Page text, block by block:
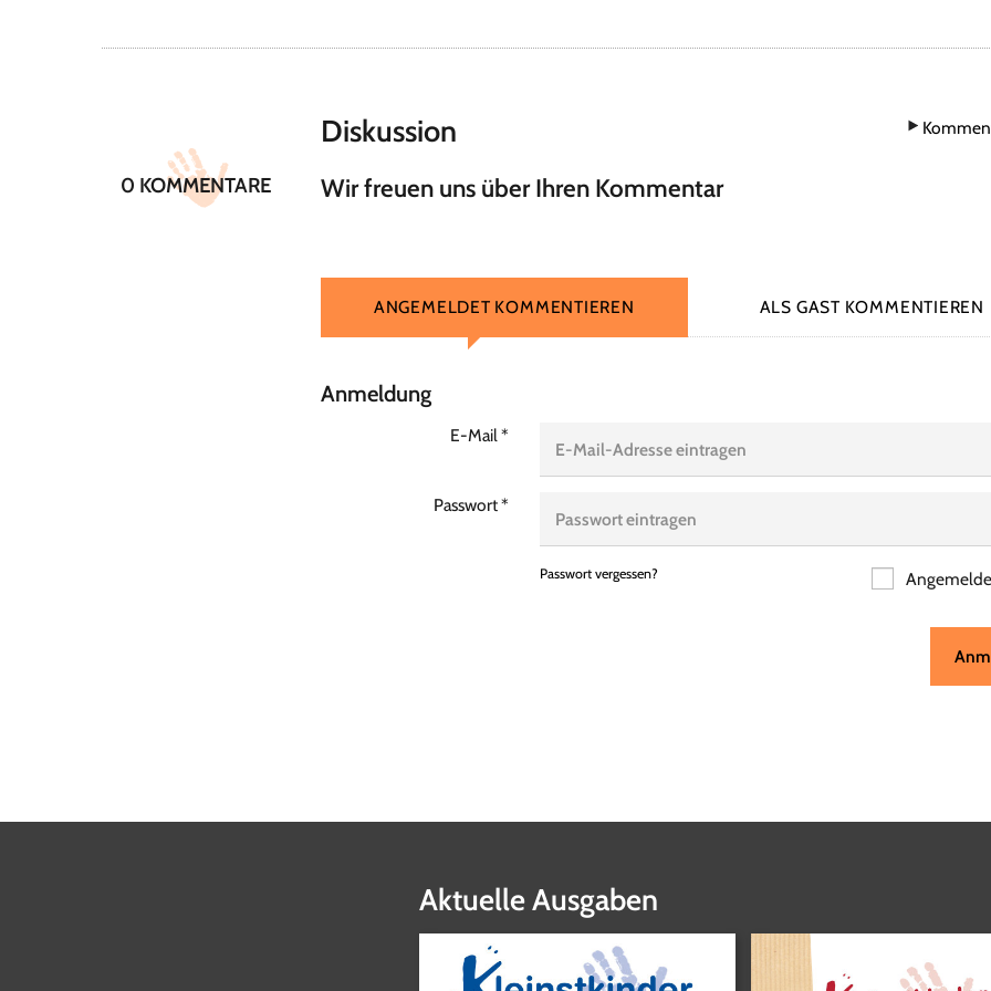
Diskussion
0 KOMMENTARE Wir freuen uns über Ihren Kommentar
ANGEMELDET KOMMENTIEREN ALS GAST KOMMENTIEREN
Anmeldung
E-Mail*
Passwort*
Passwort vergessen?
Aktuelle Ausgaben